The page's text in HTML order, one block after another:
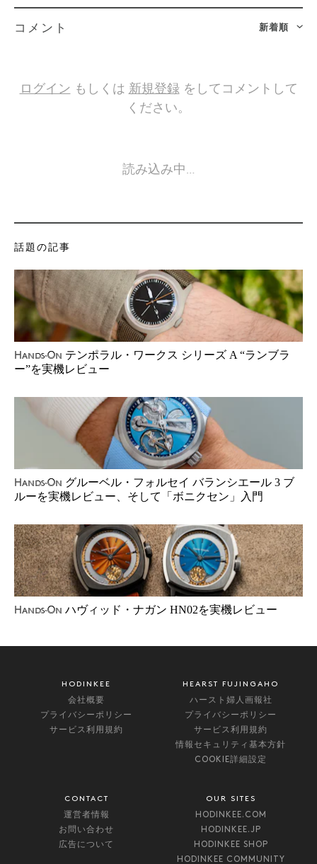
新着順
コメント
ログイン もしくは 新規登録をしてコメントして
ください。
読み込み中…
話題の記事
Hands-On テンポラル・ワークス シリーズ A “ランブラ
ー”を実機レビュー
Hands-On グルーベル・フォルセイ バランシエール 3 ブ
ルーを実機レビュー、そして「ボニクセン」入門
Hands-On ハヴィッド・ナガン HN02を実機レビュー
HODINKEE
会社概要
プライバシーポリシー
サービス利用規約
HEARST FUJINGAHO
ハースト婦人画報社
プライバシーポリシー
サービス利用規約
情報セキュリティ基本方針
COOKIE詳細設定
CONTACT
運営者情報
お問い合わせ
広告について
OUR SITES
HODINKEE.COM
HODINKEE.JP
HODINKEE SHOP
HODINKEE COMMUNITY